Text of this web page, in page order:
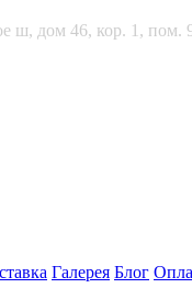
ш, дом 46, кор. 1, пом.
Галерея Блог